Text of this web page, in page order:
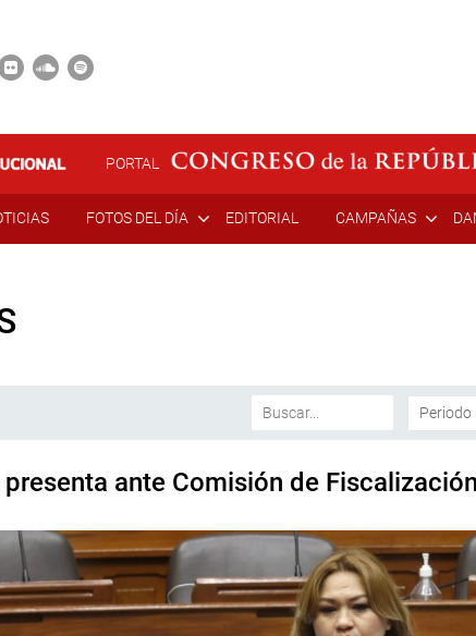
PORTAL
FOTOS DEL DÍA EDITORIAL CAMPAÑAS
ante Comisión de Fiscalización